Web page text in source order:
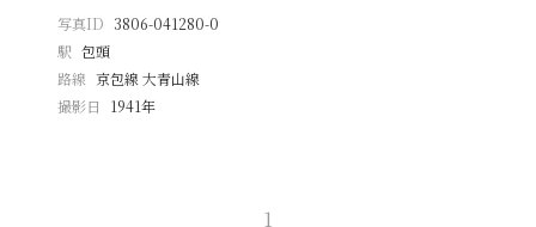
写真ID 3806-041280-0
駅 包頭
路線 京包線 大青山線
撮影日
1941年
1